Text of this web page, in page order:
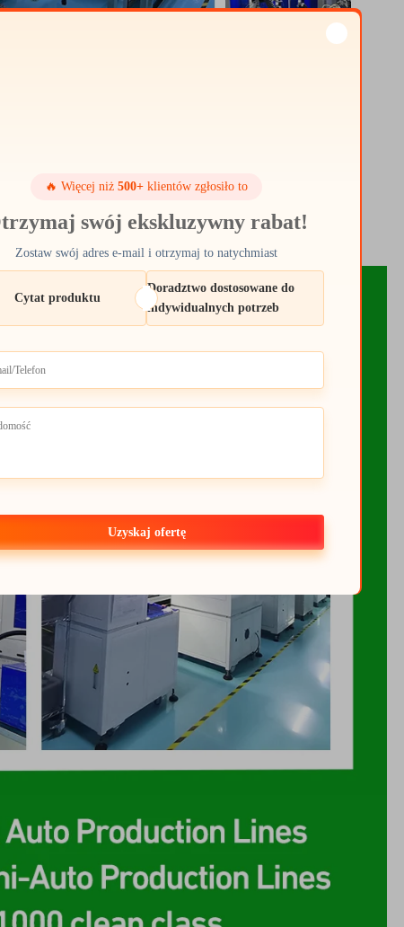
🔥 Więcej niż 500+ klientów zgłosiło to
swój ekskluzywny rabat!
Zostaw swój adres e-mail i otrzymaj to natychmiast
Cytat produktu
Doradztwo dostosowane do
indywidualnych potrzeb
Uzyskaj ofertę